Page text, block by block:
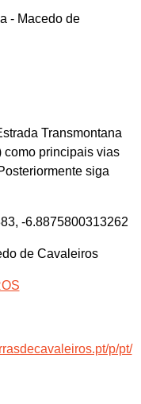
- Macedo de
Transmontana
como principais vias
siga
-6.8875800313262
de Cavaleiros
p/pt/